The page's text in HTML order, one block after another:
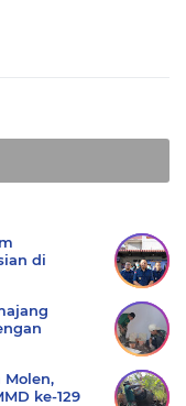
di
Molen,
ke-129